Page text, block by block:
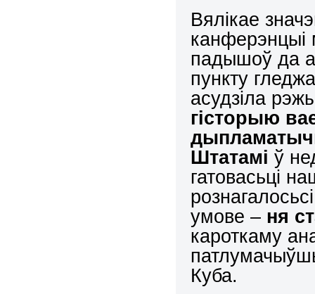
Вялікае
канферэнцыі
падышоў да
пункту
асудзіла
гісторыю
Штатамі ў
гатовасьці
умове – ня
кароткаму
Куба.